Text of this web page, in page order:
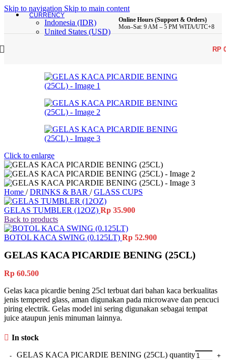
Skip to navigation Skip to main content
CURRENCY
Indonesia (IDR)
United States (USD)
Online Hours (Support & Orders)
Mon–Sat: 9 AM – 5 PM WITA/UTC+8
RP
Click to enlarge
Home / DRINKS & BAR / GLASS CUPS
GELAS TUMBLER (12OZ) Rp 35.900
Back to products
BOTOL KACA SWING (0.125LT) Rp 52.900
GELAS KACA PICARDIE BENING (25CL)
Rp 60.500
Gelas kaca picardie bening 25cl terbuat dari bahan kaca berkualitas
jenis tempered glass, aman digunakan pada microwave dan pencuci
piring electrik. Gelas model ini sering digunakan sebagai tempat
juice ataupun jenis minuman lainnya.
In stock
GELAS KACA PICARDIE BENING (25CL) quantity